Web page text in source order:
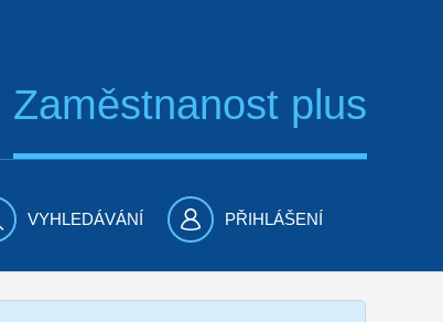
Zaměstnanost plus
VYHLEDÁVÁNÍ PŘIHLÁŠENÍ